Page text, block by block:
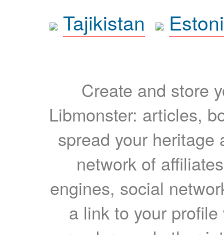
Tajikistan
Create and store
Libmonster: articles,
spread your heritage
network of
engines, social
a link to your